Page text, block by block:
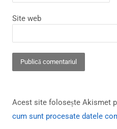
Site web
Acest site folosește Akismet
cum sunt procesate datele